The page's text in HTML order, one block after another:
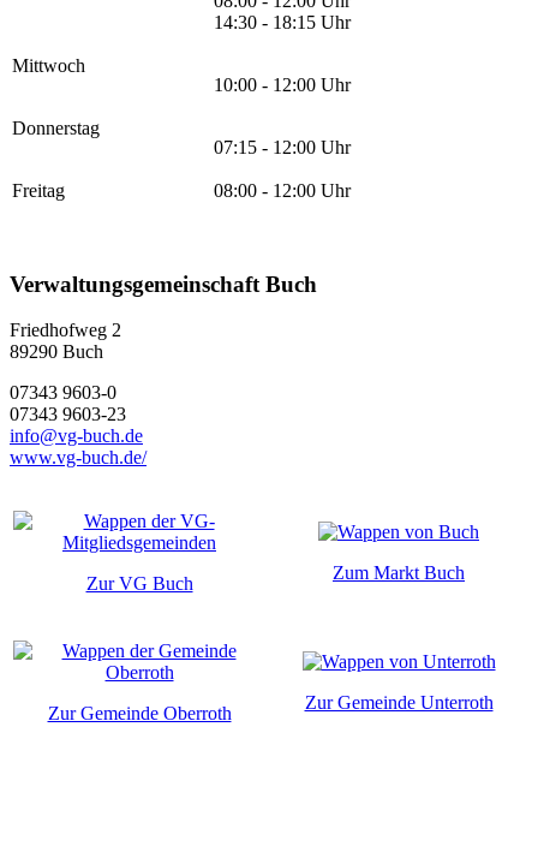
14:30 - 18:15 Uhr
Mittwoch
10:00 - 12:00 Uhr
Donnerstag
07:15 - 12:00 Uhr
Freitag 08:00 - 12:00 Uhr
Verwaltungsgemeinschaft Buch
Friedhofweg 2
89290 Buch
07343 9603-0
07343 9603-23
info@vg-buch.de
www.vg-buch.de/
Zur VG Buch
Zum Markt Buch
Zur Gemeinde Oberroth
Zur Gemeinde Unterroth